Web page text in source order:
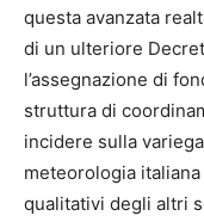
questa avanzata
di un ulteriore
l’assegnazione di
struttura di
incidere sulla
meteorologia
qualitativi degli altri